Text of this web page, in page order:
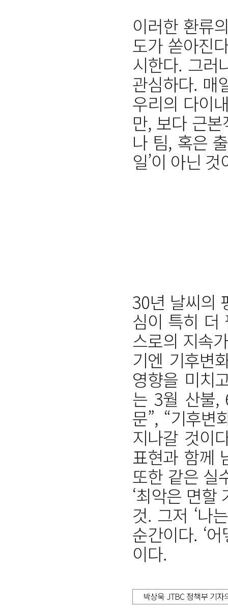
이러한 환류
도가 쏟아진
시한다. 그러
관심하다. 매
우리의 다이
만, 보다 근
나 팀, 혹은
일’이 아닌
30년 날씨의
심이 특히 더
스로의 지속
기엔 기후변
영향을 미치
는 3월 산불,
문”, “기후변
지나갈 것이
표현과 함께
또한 같은 실
‘최악은 면할
것. 그저 ‘나
순간이다. ‘
이다.
박상욱 JTBC 정책부 기자